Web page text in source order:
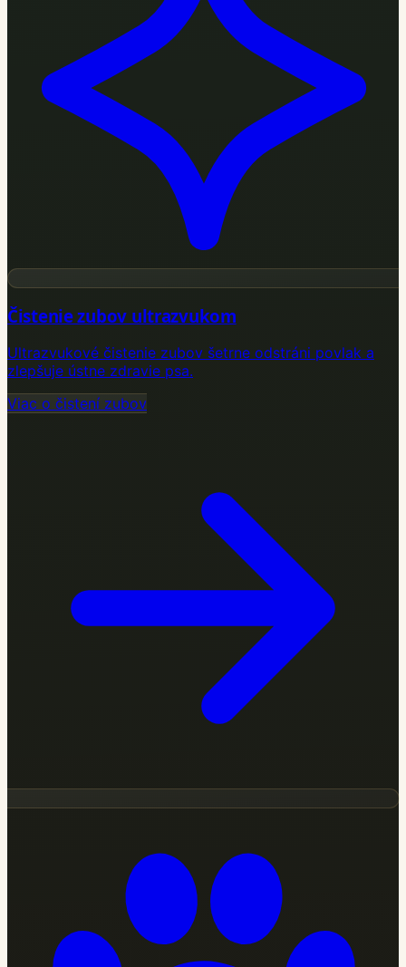
Čistenie zubov ultrazvukom
Ultrazvukové čistenie zubov šetrne odstráni povlak a
zlepšuje ústne zdravie psa.
Viac o čistení zubov